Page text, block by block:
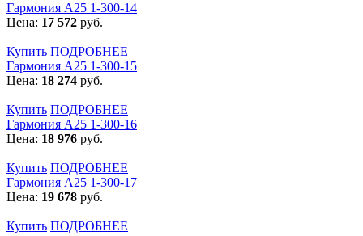
Гармония А25 1-300-14
Цена: 17 572 руб.
Купить ПОДРОБНЕЕ
Гармония А25 1-300-15
Цена: 18 274 руб.
Купить ПОДРОБНЕЕ
Гармония А25 1-300-16
Цена: 18 976 руб.
Купить ПОДРОБНЕЕ
Гармония А25 1-300-17
Цена: 19 678 руб.
Купить ПОДРОБНЕЕ